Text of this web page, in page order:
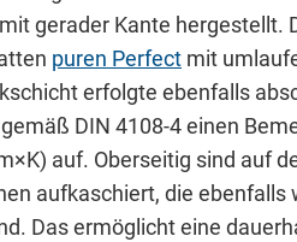
gerader Kante hergestellt.
puren Perfect mit
erfolgte ebenfalls
DIN 4108-4 einen
auf. Oberseitig sind auf
aufkaschiert, die ebenfalls
Das ermöglicht eine